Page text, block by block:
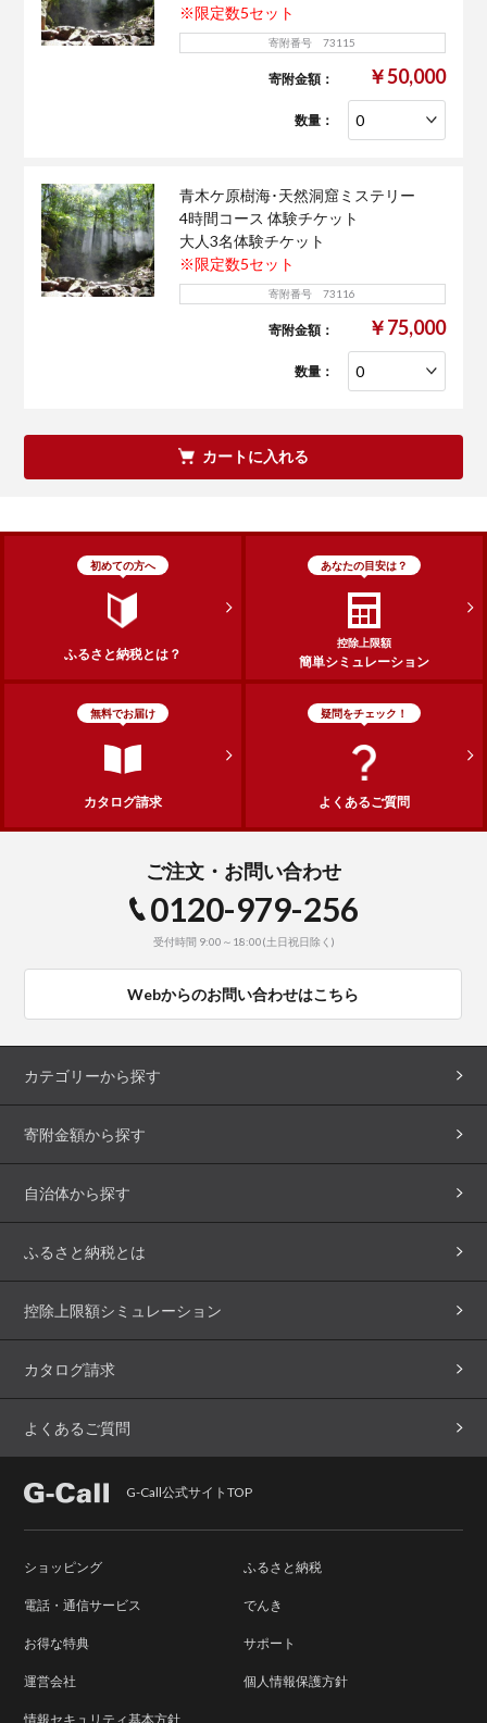
※限定数5セット
寄附番号 73115
寄附金額： ￥50,000
数量：
青木ケ原樹海･天然洞窟ミステリー
4時間コース 体験チケット
大人3名体験チケット
※限定数5セット
寄附番号 73116
寄附金額： ￥75,000
数量：
カートに入れる
初めての方へ
ふるさと納税とは？
あなたの目安は？
控除上限額
簡単シミュレーション
無料でお届け
カタログ請求
疑問をチェック！
よくあるご質問
ご注文・お問い合わせ
0120-979-256
受付時間 9:00～18:00(土日祝日除く)
Webからのお問い合わせはこちら
カテゴリーから探す
寄附金額から探す
自治体から探す
ふるさと納税とは
控除上限額シミュレーション
カタログ請求
よくあるご質問
G-Call公式サイトTOP
ショッピング ふるさと納税
電話・通信サービス でんき
お得な特典 サポート
運営会社 個人情報保護方針
情報セキュリティ基本方針